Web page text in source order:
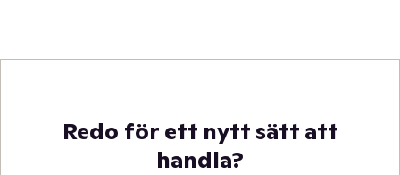
Redo för ett nytt sätt att
handla?